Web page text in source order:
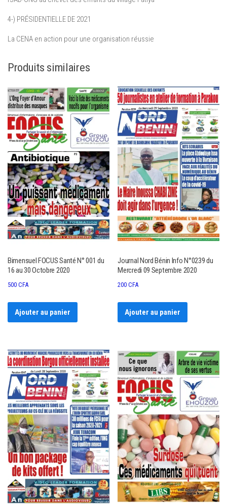
4-) PRÉSIDENTIELLE DE 2021
La CENA en action pour une organisation réussie
Produits similaires
Bimensuel FOCUS Santé N° 001 du
16 au 30 Octobre 2020
500 CFA
Ajouter au panier
Journal Nord Bénin Info N°0239 du
Mercredi 09 Septembre 2020
200CFA
Ajouter au panier